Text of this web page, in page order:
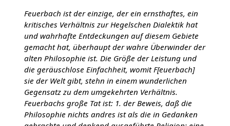
Feuerbach ist der einzige, der ein ernsthaftes, ein
kritisches Verhältnis zur Hegelschen Dialektik hat
und wahrhafte Entdeckungen auf diesem Gebiete
gemacht hat, überhaupt der wahre Überwinder der
alten Philosophie ist. Die Größe der Leistung und
die geräuschlose Einfachheit, womit F[euerbach]
sie der Welt gibt, stehn in einem wunderlichen
Gegensatz zu dem umgekehrten Verhältnis.
Feuerbachs große Tat ist: 1. der Beweis, daß die
Philosophie nichts andres ist als die in Gedanken